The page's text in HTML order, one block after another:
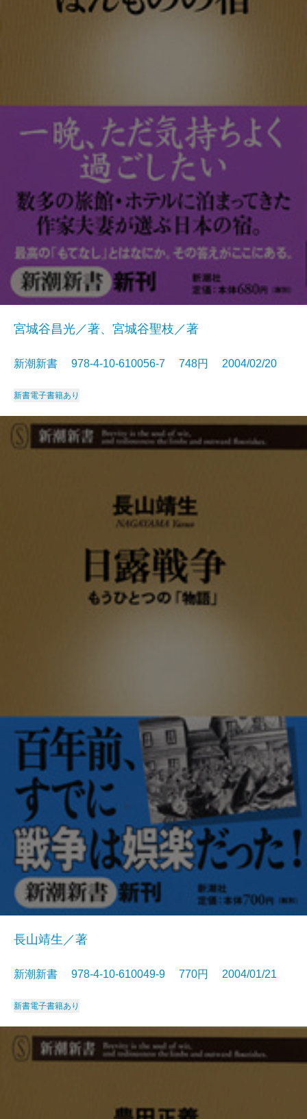
宮城谷昌光／著、宮城谷聖枝／著
新潮新書 978-4-10-610056-7 748円 2004/02/20
新書電子書籍あり
長山靖生／著
新潮新書 978-4-10-610049-9 770円 2004/01/21
新書電子書籍あり